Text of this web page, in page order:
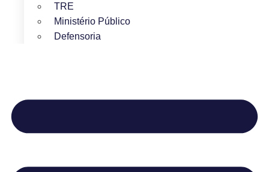
TRE
Ministério Público
Defensoria